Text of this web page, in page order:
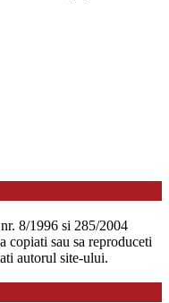
8/1996 si 285/2004
copiati sau sa reproduceti
autorul site-ului.